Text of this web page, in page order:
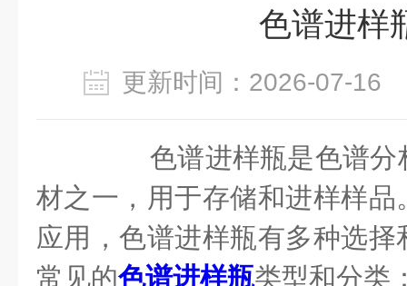
色谱进样
更新时间：2026-07-
色谱进样瓶是色谱分
材之一，用于存储和进样样
应用，色谱进样瓶有多种选
常见的色谱进样瓶类型和分类